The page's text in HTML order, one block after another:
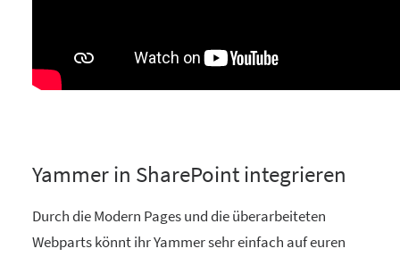
Yammer in SharePoint integrieren
Durch die Modern Pages und die überarbeiteten
Webparts könnt ihr Yammer sehr einfach auf euren